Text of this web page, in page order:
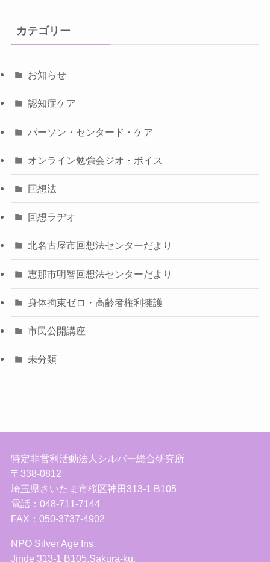
カテゴリー
お知らせ
認知症ケア
パーソン・センタード・ケア
オンライン勉強会ジオ・ボイス
回想法
回想ラヂオ
北名古屋市回想法センターだより
恵那市明智回想法センターだより
身体拘束ゼロ・高齢者権利擁護
市民公開講座
未分類
特定非営利活動法人シルバー総合研究所
〒338-0812
埼玉県さいたま市桜区神田313-1 B105
電話：048-711-7144
FAX：050-3737-4902
NPO Silver Age Ins.
Jinde 313-1 B105,Sakura-ku,